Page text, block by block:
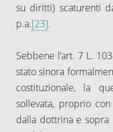
su diritti) scaturenti
p.a.[23].
Sebbene l’art. 7 L.
stato sinora
costituzionale, la
sollevata, proprio
dalla dottrina e sopra